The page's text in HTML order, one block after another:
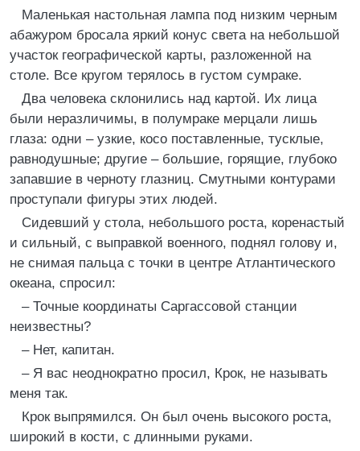
Маленькая настольная лампа под низким черным
абажуром бросала яркий конус света на небольшой
участок географической карты, разложенной на
столе. Все кругом терялось в густом сумраке.
Два человека склонились над картой. Их лица
были неразличимы, в полумраке мерцали лишь
глаза: одни – узкие, косо поставленные, тусклые,
равнодушные; другие – большие, горящие, глубоко
запавшие в черноту глазниц. Смутными контурами
проступали фигуры этих людей.
Сидевший у стола, небольшого роста, коренастый
и сильный, с выправкой военного, поднял голову и,
не снимая пальца с точки в центре Атлантического
океана, спросил:
– Точные координаты Саргассовой станции
неизвестны?
– Нет, капитан.
– Я вас неоднократно просил, Крок, не называть
меня так.
Крок выпрямился. Он был очень высокого роста,
широкий в кости, с длинными руками.